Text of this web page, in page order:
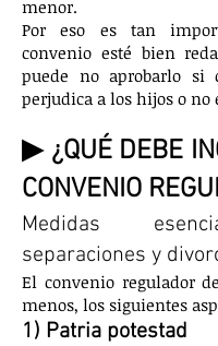
menor.
Por eso es tan
convenio esté bien
puede no aprobarlo si
perjudica a los hijos o no
▶ ¿QUÉ DEBE
CONVENIO
Medidas
separaciones y
El convenio regulador
menos, los siguientes
1) Patria potestad